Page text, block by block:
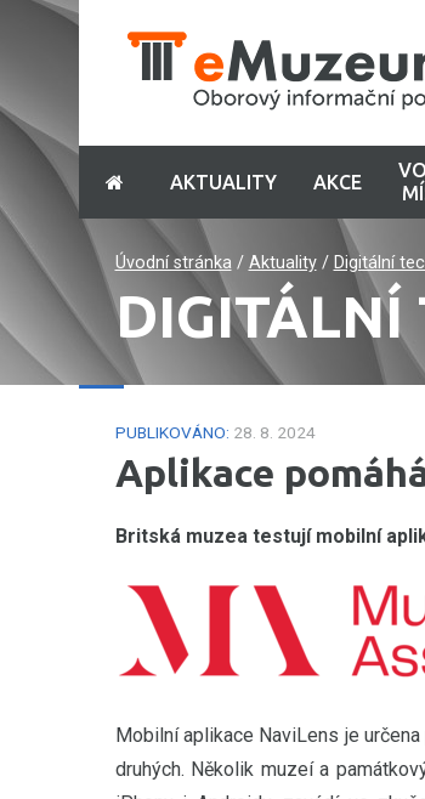
AKTUALITY AKCE
Úvodní stránka/ Aktuality/ Digitální
DIGITÁLNÍ
PUBLIKOVÁNO: 28. 8. 2024
Aplikace
Britská muzea testují mobilní
Mobilní aplikace NaviLens je
druhých. Několik muzeí a